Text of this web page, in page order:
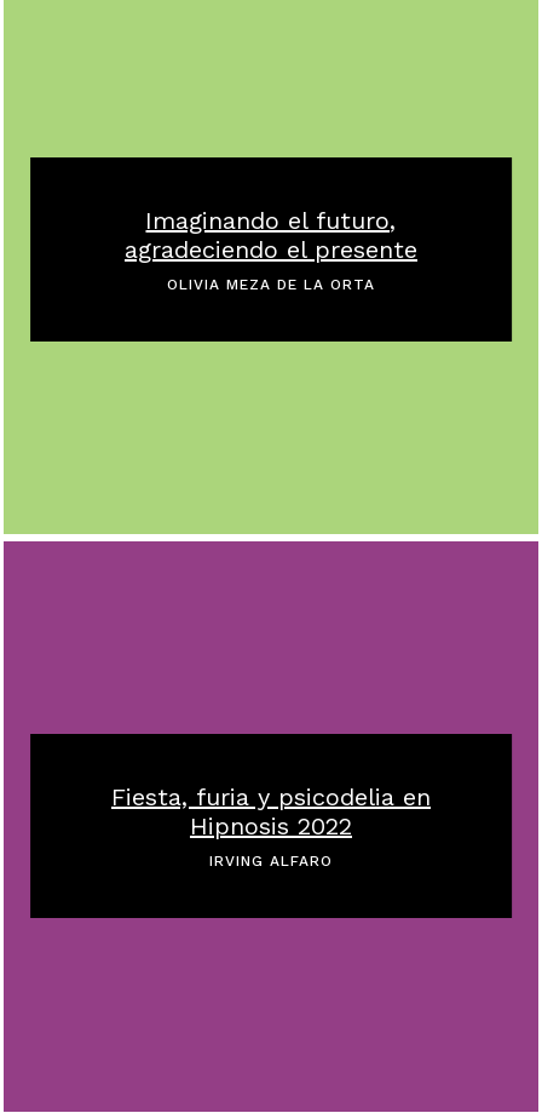
Imaginando el futuro,
agradeciendo el presente
OLIVIA MEZA DE LA ORTA
Fiesta, furia y psicodelia en
Hipnosis 2022
IRVING ALFARO